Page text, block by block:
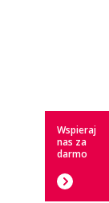
Wspieraj
nas za
darmo